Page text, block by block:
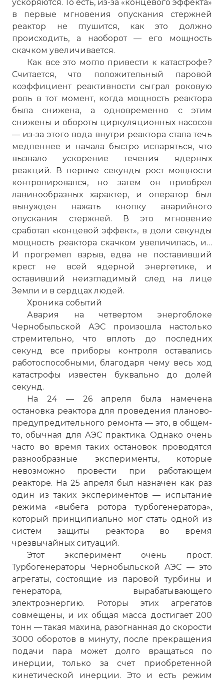
ускоряются. То есть, из-за «концевого эффекта»
в первые мгновения опускания стержней
реактор не глушится, как это должно
происходить, а наоборот — его мощность
скачком увеличивается.
Как все это могло привести к катастрофе?
Считается, что положительный паровой
коэффициент реактивности сыграл роковую
роль в тот момент, когда мощность реактора
была снижена, а одновременно с этим
снижены и обороты циркуляционных насосов
— из-за этого вода внутри реактора стала течь
медленнее и начала быстро испаряться, что
вызвало ускорение течения ядерных
реакций. В первые секунды рост мощности
контролировался, но затем он приобрел
лавинообразных характер, и оператор был
вынужден нажать кнопку аварийного
опускания стержней. В это мгновение
сработал «концевой эффект», в доли секунды
мощность реактора скачком увеличилась, и…
И прогремел взрыв, едва не поставивший
крест не всей ядерной энергетике, и
оставивший неизгладимый след на лице
Земли и в сердцах людей.
Хроника событий
Авария на четвертом энергоблоке
Чернобыльской АЭС произошла настолько
стремительно, что вплоть до последних
секунд все приборы контроля оставались
работоспособными, благодаря чему весь ход
катастрофы известен буквально до долей
секунд.
На 24 — 26 апреля была намечена
остановка реактора для проведения планово-
предупредительного ремонта — это, в общем-
то, обычная для АЭС практика. Однако очень
часто во время таких остановок проводятся
разнообразные эксперименты, которые
невозможно провести при работающем
реакторе. На 25 апреля был назначен как раз
один из таких экспериментов — испытание
режима «выбега ротора турбогенератора»,
который принципиально мог стать одной из
систем защиты реактора во время
чрезвычайных ситуаций.
Этот эксперимент очень прост.
Турбогенераторы Чернобыльской АЭС — это
агрегаты, состоящие из паровой турбины и
генератора, вырабатывающего
электроэнергию. Роторы этих агрегатов
совмещены, и их общая масса достигает 200
тонн — такая махина, разогнанная до скорости
3000 оборотов в минуту, после прекращения
подачи пара может долго вращаться по
инерции, только за счет приобретенной
кинетической инерции. Это и есть режим